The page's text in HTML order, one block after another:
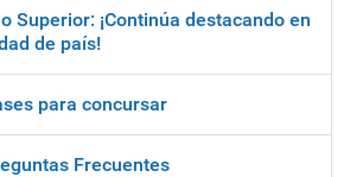
Superior: ¡Continúa destacando en
de país!
para concursar
Frecuentes